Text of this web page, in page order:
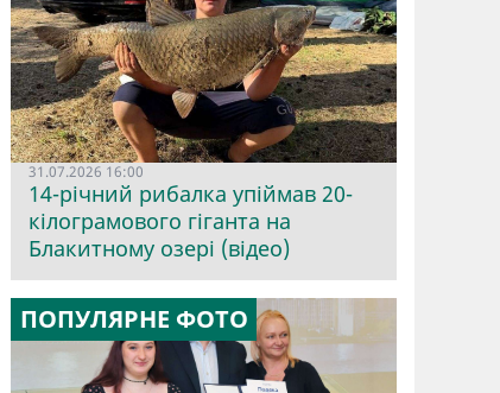
31.07.2026 16:00
14-річний рибалка упіймав 20-
кілограмового гіганта на
Блакитному озері (відео)
ПОПУЛЯРНЕ ФОТО